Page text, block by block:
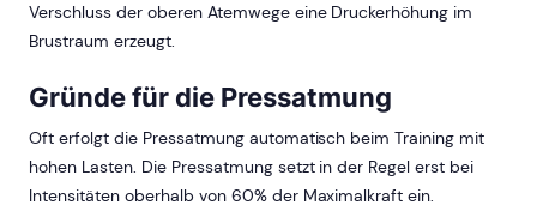
Verschluss der oberen Atemwege eine Druckerhöhung im
Brustraum erzeugt.
Gründe für die Pressatmung
Oft erfolgt die Pressatmung automatisch beim Training mit
hohen Lasten. Die Pressatmung setzt in der Regel erst bei
Intensitäten oberhalb von 60% der Maximalkraft ein.